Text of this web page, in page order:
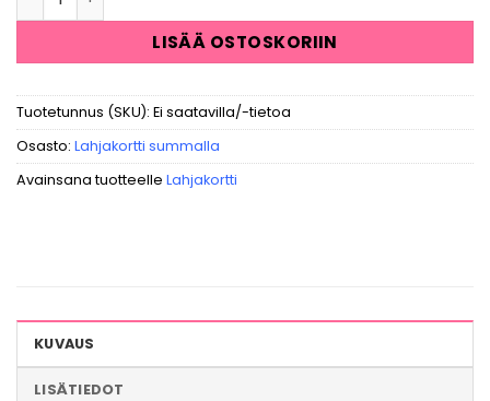
LISÄÄ OSTOSKORIIN
Tuotetunnus (SKU): Ei saatavilla/-tietoa
Osasto: Lahjakortti summalla
Avainsana tuotteelle Lahjakortti
KUVAUS
LISÄTIEDOT